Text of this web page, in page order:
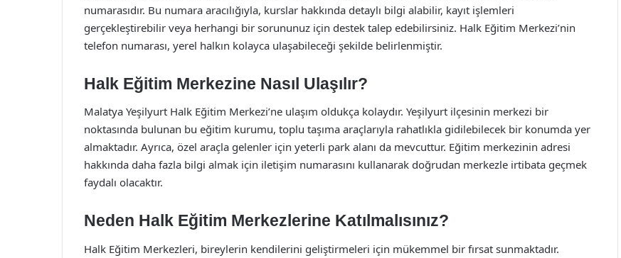
numarasıdır. Bu numara aracılığıyla, kurslar hakkında detaylı bilgi alabilir, kayıt işlemleri
gerçekleştirebilir veya herhangi bir sorununuz için destek talep edebilirsiniz. Halk Eğitim Merkezi’nin
telefon numarası, yerel halkın kolayca ulaşabileceği şekilde belirlenmiştir.
Halk Eğitim Merkezine Nasıl Ulaşılır?
Malatya Yeşilyurt Halk Eğitim Merkezi’ne ulaşım oldukça kolaydır. Yeşilyurt ilçesinin merkezi bir
noktasında bulunan bu eğitim kurumu, toplu taşıma araçlarıyla rahatlıkla gidilebilecek bir konumda yer
almaktadır. Ayrıca, özel araçla gelenler için yeterli park alanı da mevcuttur. Eğitim merkezinin adresi
hakkında daha fazla bilgi almak için iletişim numarasını kullanarak doğrudan merkezle irtibata geçmek
faydalı olacaktır.
Neden Halk Eğitim Merkezlerine Katılmalısınız?
Halk Eğitim Merkezleri, bireylerin kendilerini geliştirmeleri için mükemmel bir fırsat sunmaktadır.